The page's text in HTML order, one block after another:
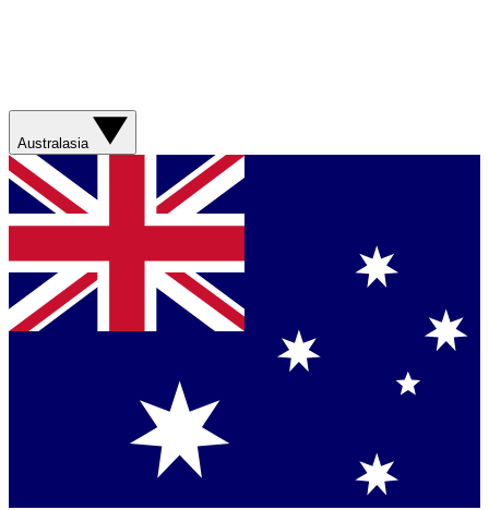
Australasia